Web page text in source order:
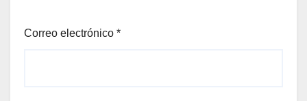
Correo electrónico *